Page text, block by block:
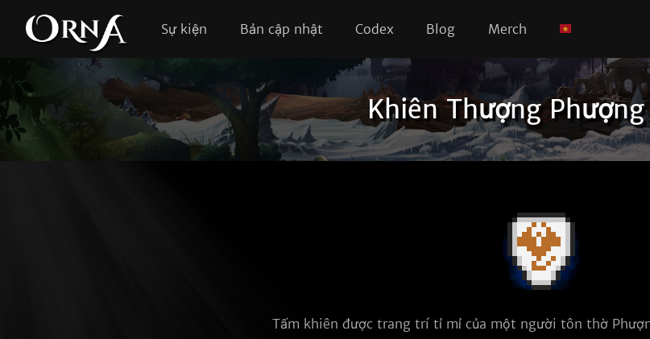
Sự kiện Bản cập nhật Codex Blog Merch
Khiên Thượng
Tấm khiên được trang trí tỉ mỉ của một người tôn thờ